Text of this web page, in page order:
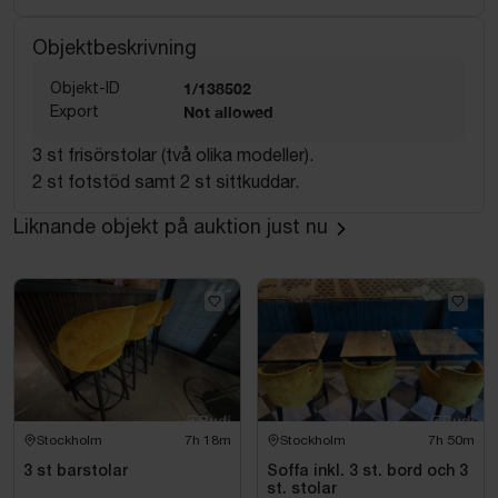
Objektbeskrivning
Objekt-ID 1/138502
Export Not allowed
3 st frisörstolar (två olika modeller).
2 st fotstöd samt 2 st sittkuddar.
Liknande objekt på auktion just nu
Stockholm 7h 18m
3 st barstolar
Stockholm 7h 50m
Soffa inkl. 3 st. bord och 3
st. stolar